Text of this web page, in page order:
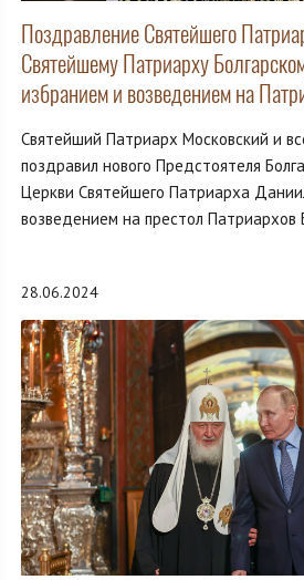
Поздравление Святейшего
Святейшему Патриарху
избранием и возведением на
Святейший Патриарх Московский и
поздравил нового Предстоятеля
Церкви Святейшего Патриарха
возведением на престол Патриархов
28.06.2024